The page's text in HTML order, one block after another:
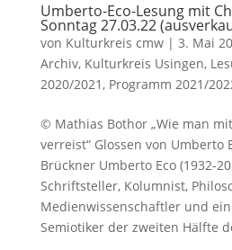
Umberto-Eco-Lesung mit
Sonntag 27.03.22
von Kulturkreis cmw| 3. Mai
Archiv, Kulturkreis Usingen,
2020/2021, Programm 2021/
© Mathias Bothor „Wie man
verreist“ Glossen von Umberto
Brückner Umberto Eco (1932-
Schriftsteller, Kolumnist,
Medienwissenschaftler und
Semiotiker der zweiten Hälfte